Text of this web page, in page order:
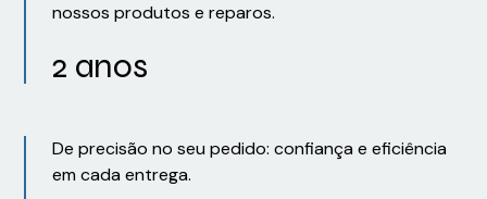
nossos produtos e reparos.
2 anos
De precisão no seu pedido: confiança e eficiência
em cada entrega.